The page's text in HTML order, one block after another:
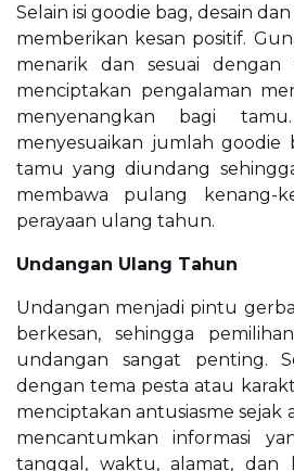
Selain isi goodie bag, desain
memberikan kesan positif.
menarik dan sesuai
menciptakan pengalaman
menyenangkan bagi
menyesuaikan jumlah goodie
tamu yang diundang
membawa pulang kenang-
perayaan ulang tahun.
Undangan Ulang Tahun
Undangan menjadi pintu
berkesan, sehingga
undangan sangat penting.
dengan tema pesta atau
menciptakan antusiasme sejak
mencantumkan informasi
tanggal, waktu, alamat, dan